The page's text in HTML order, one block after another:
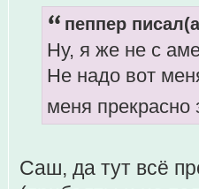
пеппер
Ну, я же не с
Не надо вот
меня
Саш, да тут всё